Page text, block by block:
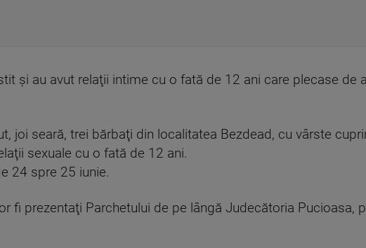
şi au avut relaţii intime cu o fată de 12 ani care plecase de
joi seară, trei bărbaţi din localitatea Bezdead, cu vârste
sexuale cu o fată de 12 ani.
24 spre 25 iunie.
fi prezentaţi Parchetului de pe lângă Judecătoria Pucioasa,